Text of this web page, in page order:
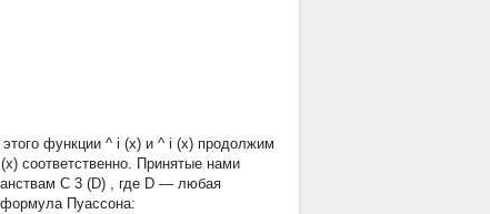
функции ^ i (x) и ^ i (x) продолжим
(x) соответственно. Принятые нами
C 3 (D) , где D — любая
формула Пуассона: